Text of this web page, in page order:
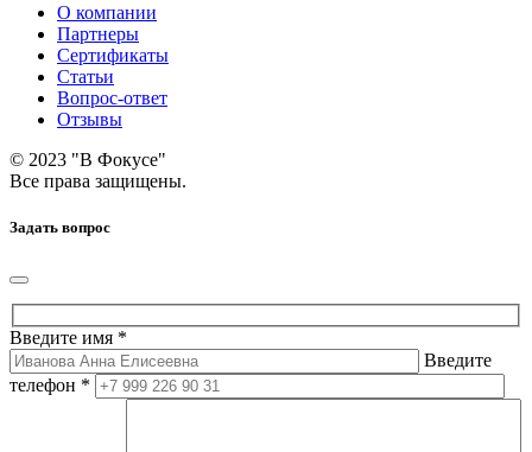
О компании
Партнеры
Сертификаты
Статьи
Вопрос-ответ
Отзывы
© 2023 "В Фокусе"
Все права защищены.
Задать вопрос
Введите имя *
Введите
телефон *